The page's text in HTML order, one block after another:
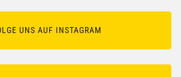
UNS AUF INSTAGRAM